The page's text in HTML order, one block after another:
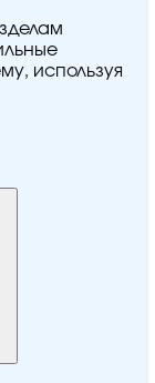
используя